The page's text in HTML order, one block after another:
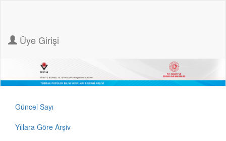
Üye Girişi
Güncel Sayı
Yıllara Göre Arşiv